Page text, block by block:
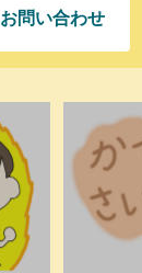
お問い合わせ